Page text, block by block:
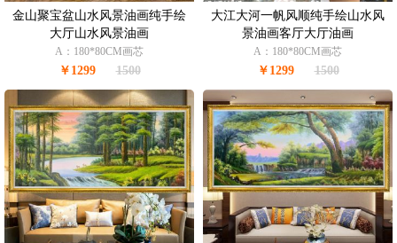
金山聚宝盆山水风景油画纯手绘
大厅山水风景油画
A：180*80CM画芯
￥1299 1500
大江大河一帆风顺纯手绘山水风
景油画客厅大厅油画
A：180*80CM画芯
￥1299 1500